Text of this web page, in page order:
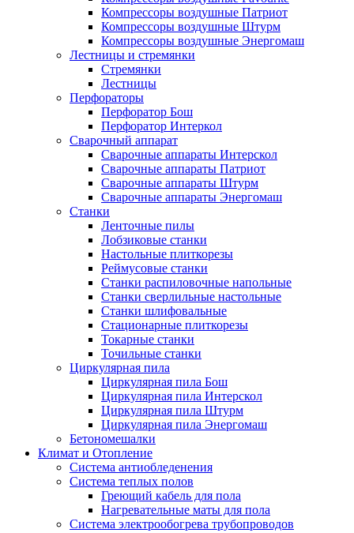
Компрессоры воздушные Патриот
Компрессоры воздушные Штурм
Компрессоры воздушные Энергомаш
Лестницы и стремянки
Стремянки
Лестницы
Перфораторы
Перфоратор Бош
Перфоратор Интеркол
Сварочный аппарат
Сварочные аппараты Интерскол
Сварочные аппараты Патриот
Сварочные аппараты Штурм
Сварочные аппараты Энергомаш
Станки
Ленточные пилы
Лобзиковые станки
Настольные плиткорезы
Реймусовые станки
Станки распиловочные напольные
Станки сверлильные настольные
Станки шлифовальные
Стационарные плиткорезы
Токарные станки
Точильные станки
Циркулярная пила
Циркулярная пила Бош
Циркулярная пила Интерскол
Циркулярная пила Штурм
Циркулярная пила Энергомаш
Бетономешалки
Климат и Отопление
Система антиобледенения
Система теплых полов
Греющий кабель для пола
Нагревательные маты для пола
Система электрообогрева трубопроводов